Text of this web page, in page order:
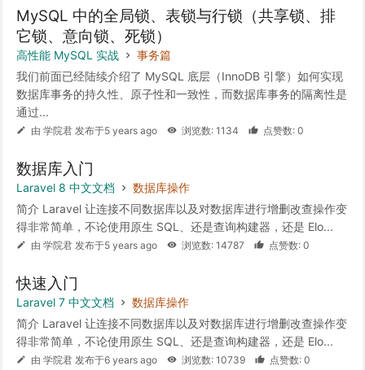
MySQL 中的全局锁、表锁与行锁（共享锁、排
它锁、意向锁、死锁）
高性能 MySQL 实战
事务篇
我们前面已经陆续介绍了 MySQL 底层（InnoDB 引擎）如何实现
数据库事务的持久性、原子性和一致性，而数据库事务的隔离性是
通过...
由 学院君 发布于5 years ago 浏览数: 1134 点赞数: 0
数据库入门
Laravel 8 中文文档
数据库操作
简介 Laravel 让连接不同数据库以及对数据库进行增删改查操作变
得非常简单，不论使用原生 SQL、还是查询构建器，还是 Elo...
由 学院君 发布于5 years ago 浏览数: 14787 点赞数: 0
快速入门
Laravel 7 中文文档
数据库操作
简介 Laravel 让连接不同数据库以及对数据库进行增删改查操作变
得非常简单，不论使用原生 SQL、还是查询构建器，还是 Elo...
由 学院君 发布于6 years ago 浏览数: 10739 点赞数: 0